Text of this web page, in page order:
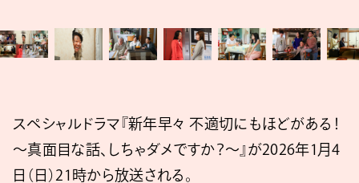
スペシャルドラマ『新年早々 不適切にもほどがある！
～真⾯⽬な話、しちゃダメですか？～』が2026年1月4
日（日）21時から放送される。